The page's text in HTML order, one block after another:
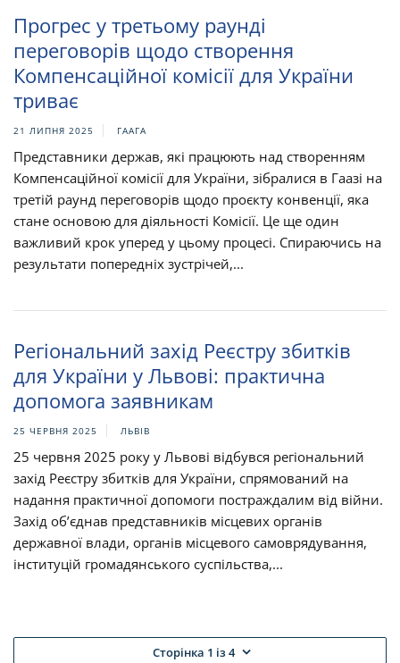
Прогрес у третьому раунді
переговорів щодо створення
Компенсаційної комісії для України
триває
21 ЛИПНЯ 2025 ГААГА
Представники держав, які працюють над створенням
Компенсаційної комісії для України, зібралися в Гаазі на
третій раунд переговорів щодо проєкту конвенції, яка
стане основою для діяльності Комісії. Це ще один
важливий крок уперед у цьому процесі. Спираючись на
результати попередніх зустрічей,...
Регіональний захід Реєстру збитків
для України у Львові: практична
допомога заявникам
25 ЧЕРВНЯ 2025 ЛЬВІВ
25 червня 2025 року у Львові відбувся регіональний
захід Реєстру збитків для України, спрямований на
надання практичної допомоги постраждалим від війни.
Захід об’єднав представників місцевих органів
державної влади, органів місцевого самоврядування,
інституцій громадянського суспільства,...
Сторінка 1 із 4